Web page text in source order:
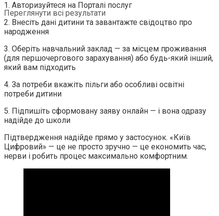
Переглянути всі результати
1. Авторизуйтеся на Порталі послуг
2. Внесіть дані дитини та завантажте свідоцтво про
народження
3. Оберіть навчальний заклад — за місцем проживання
(для першочергового зарахування) або будь-який інший,
який вам підходить
4. За потреби вкажіть пільги або особливі освітні
потреби дитини
5. Підпишіть сформовану заяву онлайн — і вона одразу
надійде до школи
Підтвердження надійде прямо у застосунок. «Київ
Цифровий» — це не просто зручно — це економить час,
нерви і робить процес максимально комфортним.